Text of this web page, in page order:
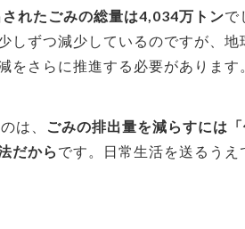
れたごみの総量は4,034万トンで
しずつ減少しているのですが、
さらに推進する必要があります
は、
ごみの排出量を減らすには
だから です。日常生活を送るう